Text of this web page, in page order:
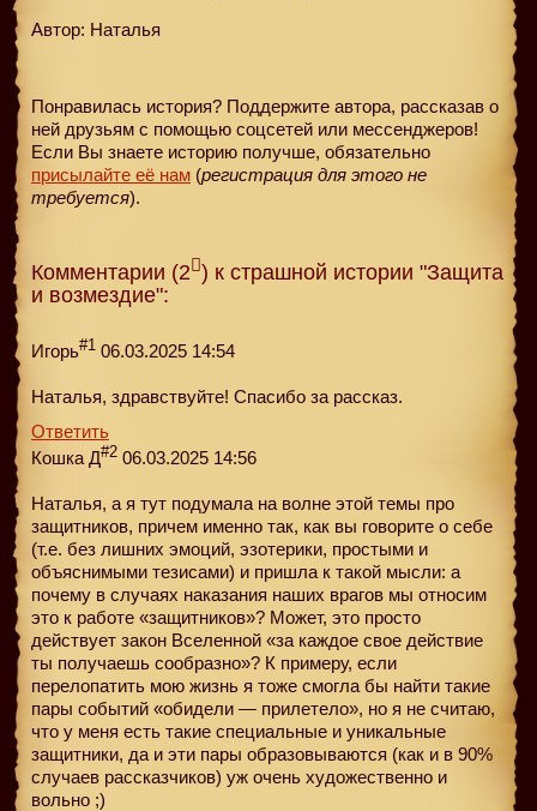
Автор: Наталья
Понравилась история? Поддержите автора, рассказав о
ней друзьям с помощью соцсетей или мессенджеров!
Если Вы знаете историю получше, обязательно
присылайте её нам (регистрация для этого не
требуется).
Комментарии (2 ) к страшной истории "Защита
и возмездие":
Игорь#1 06.03.2025 14:54
Наталья, здравствуйте! Спасибо за рассказ.
Ответить
Кошка Д#2 06.03.2025 14:56
Наталья, а я тут подумала на волне этой темы про
защитников, причем именно так, как вы говорите о себе
(т.е. без лишних эмоций, эзотерики, простыми и
объяснимыми тезисами) и пришла к такой мысли: а
почему в случаях наказания наших врагов мы относим
это к работе «защитников»? Может, это просто
действует закон Вселенной «за каждое свое действие
ты получаешь сообразно»? К примеру, если
перелопатить мою жизнь я тоже смогла бы найти такие
пары событий «обидели — прилетело», но я не считаю,
что у меня есть такие специальные и уникальные
защитники, да и эти пары образовываются (как и в 90%
случаев рассказчиков) уж очень художественно и
вольно ;)